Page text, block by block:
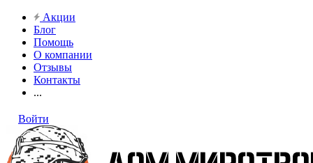
Акции
Блог
Помощь
О компании
Отзывы
Контакты
...
Войти